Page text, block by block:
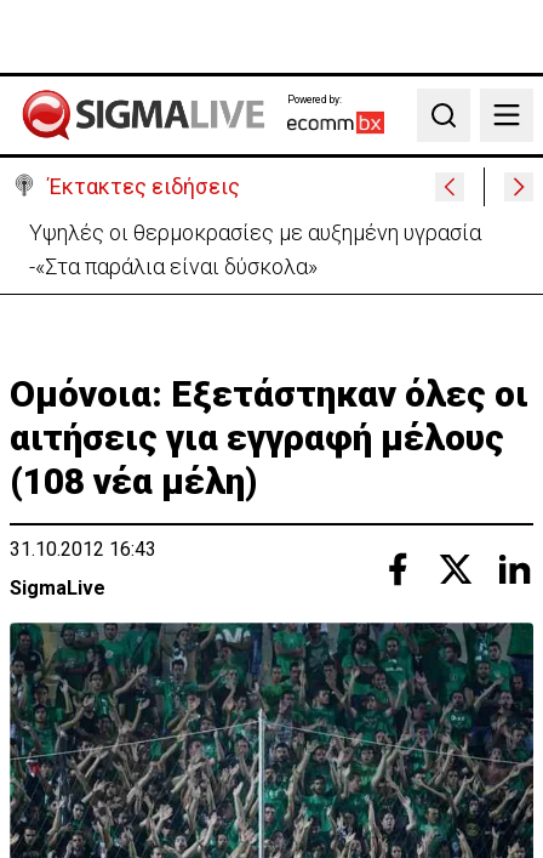
Powered by:
Search
Έκτακτες ειδήσεις
Υψηλές οι θερμοκρασίες με αυξημένη υγρασία
-«Στα παράλια είναι δύσκολα»
Oμόνοια: Εξετάστηκαν όλες οι
αιτήσεις για εγγραφή μέλους
(108 νέα μέλη)
31.10.2012 16:43
SigmaLive